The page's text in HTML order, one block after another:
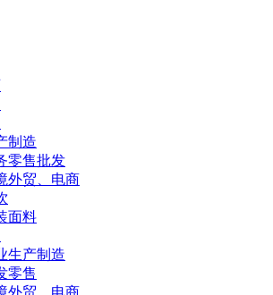
制造
零售批发
外贸、电商
面料
生产制造
零售
外贸、电商